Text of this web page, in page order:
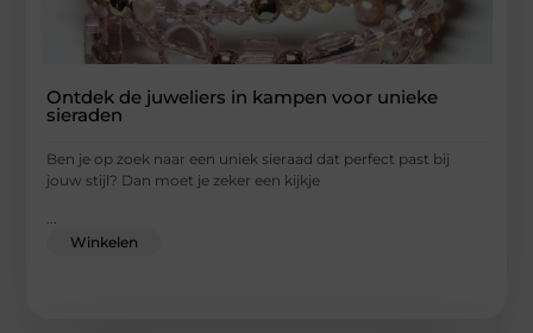
Ontdek de juweliers in kampen voor unieke
sieraden
Ben je op zoek naar een uniek sieraad dat perfect past bij
jouw stijl? Dan moet je zeker een kijkje
...
Winkelen